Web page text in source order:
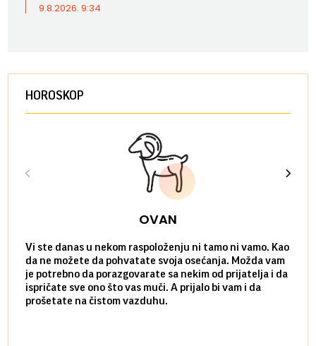
9.8.2026. 9:34
HOROSKOP
OVAN
Vi ste danas u nekom raspoloženju ni tamo ni vamo. Kao
da ne možete da pohvatate svoja osećanja. Možda vam
je potrebno da porazgovarate sa nekim od prijatelja i da
ispričate sve ono što vas muči. A prijalo bi vam i da
prošetate na čistom vazduhu.